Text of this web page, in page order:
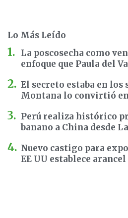
Lo Más Leído
La poscosecha como
enfoque que Paula del
El secreto estaba en los
Montana lo convirtió en
Perú realiza histórico
banano a China desde
Nuevo castigo para
EE UU establece arancel